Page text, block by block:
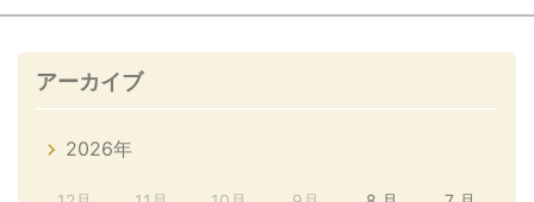
アーカイブ
2026年